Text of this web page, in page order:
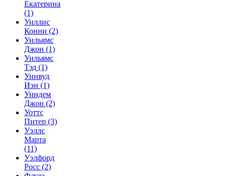
Екатерина
(1)
Уиллис
Конни (2)
Уильямс
Джон (1)
Уильямс
Тэд (1)
Уинвуд
Иэн (1)
Уиндем
Джон (2)
Уоттс
Питер (3)
Уэллс
Марта
(11)
Уэлфорд
Росс (2)